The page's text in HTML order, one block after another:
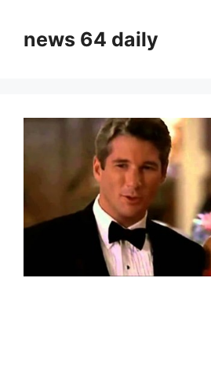
contentnews 64 daily